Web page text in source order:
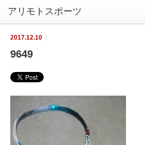
2017.12.10
9649